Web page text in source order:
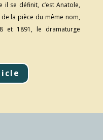
il se définit, c’est Anatole,
la pièce du même nom,
et 1891, le dramaturge